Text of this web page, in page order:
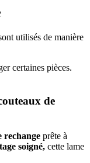
utilisés de manière
certaines pièces.
de
rechange prête à
soigné, cette lame